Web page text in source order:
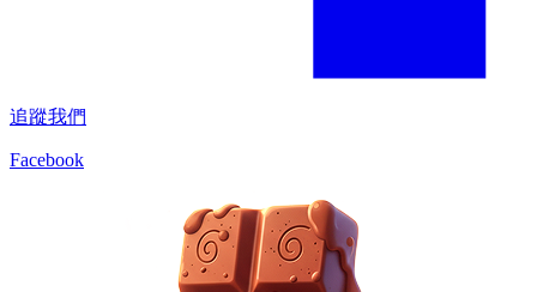
追蹤我們
Facebook